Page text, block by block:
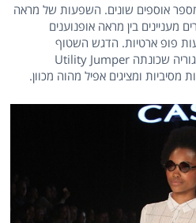
מספר אוספים שונים. השפעות של מראה
מעניינים בין מראה אופנוענים
פופ ארטיות. הדגש השטוף
וה"מכובס" בא לידי ביטוי גם בקטגוריה שכונתה Utility Jumper
מסיביות ומציגים אפיל מהוה מכוון.